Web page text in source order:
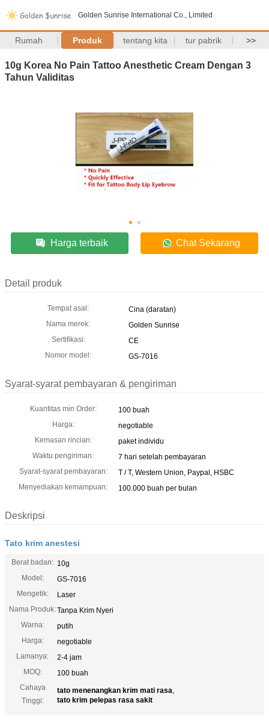
Golden Sunrise International Co., Limited
Rumah Produk tentang kita tur pabrik >>
10g Korea No Pain Tattoo Anesthetic Cream Dengan 3
Tahun Validitas
Harga terbaik Chat Sekarang
Detail produk
Tempat asal:
Cina (daratan)
Nama merek:
Golden Sunrise
Sertifikasi:
CE
Nomor model:
GS-7016
Syarat-syarat pembayaran & pengiriman
Kuantitas min Order:
100 buah
Harga:
negotiable
Kemasan rincian:
paket individu
Waktu pengiriman:
7 hari setelah pembayaran
Syarat-syarat pembayaran:
T / T, Western Union, Paypal, HSBC
Menyediakan kemampuan:
100.000 buah per bulan
Deskripsi
Tato krim anestesi
Berat badan: 10g
Model:
GS-7016
Mengetik:
Laser
Nama Produk:Tanpa Krim Nyeri
Warna:
putih
Harga:
negotiable
Lamanya:
2-4 jam
MOQ:
100 buah
Cahaya
Tinggi:
tato menenangkan krim mati rasa,
tato krim pelepas rasa sakit